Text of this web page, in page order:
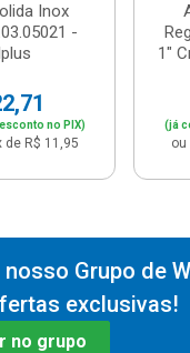
Inox
-
no PIX)
de R$ 11,95
1"
(já
ou
nosso Grupo de
exclusivas!
no grupo